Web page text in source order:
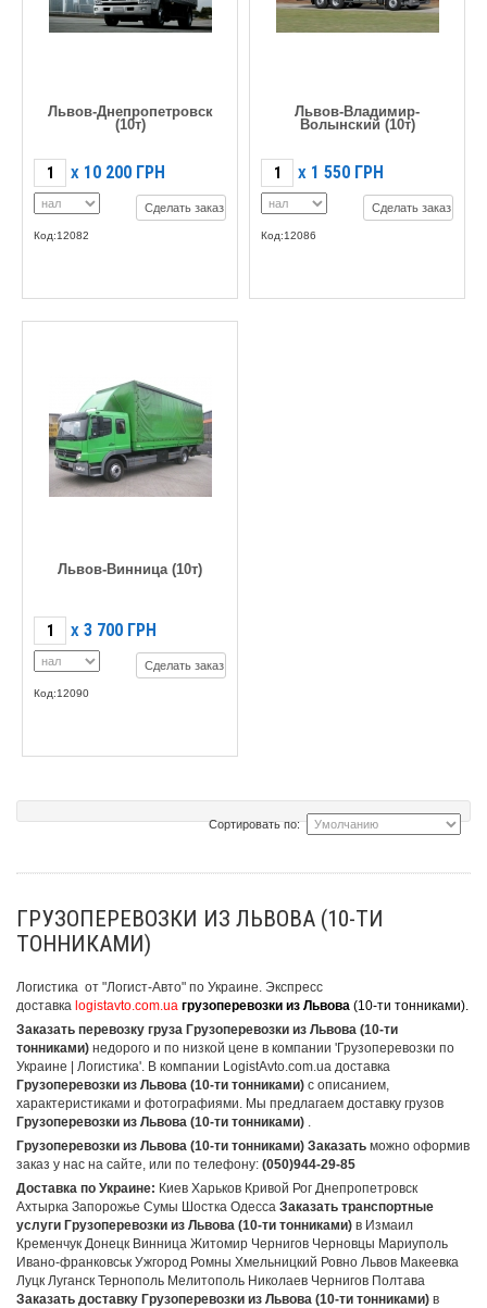
Львов-Днепропетровск
(10т)
X 10 200 ГРН
Сделать заказ
Код:12082
Львов-Владимир-
Волынский (10т)
X 1 550 ГРН
Сделать заказ
Код:12086
Львов-Винница (10т)
X 3 700 ГРН
Сделать заказ
Код:12090
Сортировать по:
ГРУЗОПЕРЕВОЗКИ ИЗ ЛЬВОВА (10-ТИ
ТОННИКАМИ)
Логистика от "Логист-Авто" по Украине. Экспресс
доставка logistavto.com.ua грузоперевозки из Львова (10-ти тонниками).
Заказать перевозку груза Грузоперевозки из Львова (10-ти
тонниками) недорого и по низкой цене в компании 'Грузоперевозки по
Украине | Логистика'. В компании LogistAvto.com.ua доставка
Грузоперевозки из Львова (10-ти тонниками) с описанием,
характеристиками и фотографиями. Мы предлагаем доставку грузов
Грузоперевозки из Львова (10-ти тонниками)
Грузоперевозки из Львова (10-ти тонниками) Заказать можно оформив
заказ у нас на сайте, или по телефону: (050)944-29-85
Доставка по Украине: Киев Харьков Кривой Рог Днепропетровск
Ахтырка Запорожье Сумы Шостка Одесса Заказать транспортные
услуги Грузоперевозки из Львова (10-ти тонниками) в Измаил
Кременчук Донецк Винница Житомир Чернигов Черновцы Мариуполь
Ивано-франковськ Ужгород Ромны Хмельницкий Ровно Львов Макеевка
Луцк Луганск Тернополь Мелитополь Николаев Чернигов Полтава
Заказать доставку Грузоперевозки из Львова (10-ти тонниками) в